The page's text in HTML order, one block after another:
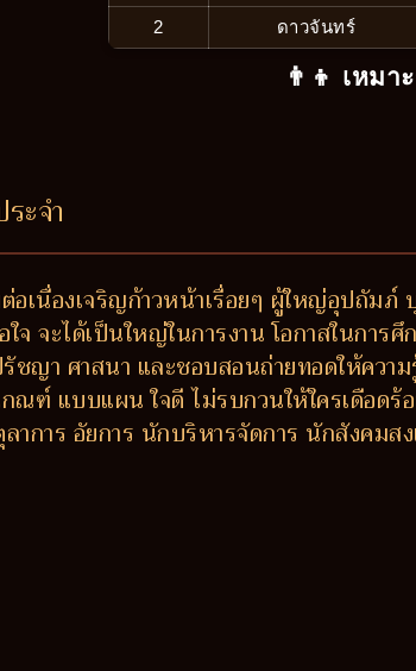
2 ดาวจันทร์
👨‍👦 เหมา
ะจำ
อเนื่องเจริญก้าวหน้าเรื่อยๆ ผู้ใหญ่อุปถัม
จะได้เป็นใหญ่ในการงาน โอกาสในกา
ชญา ศาสนา และชอบสอนถ่ายทอดให้ควา
ฑ์ แบบแผน ใจดี ไม่รบกวนให้ใครเดือดร้
าการ อัยการ นักบริหารจัดการ นักสังคม